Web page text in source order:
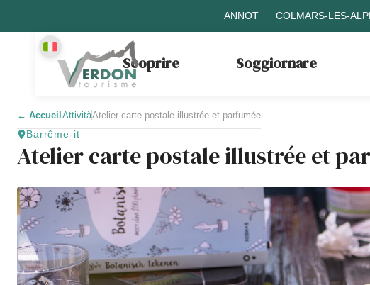
ANNOT COLMARS-LES-
Scoprire Soggiornare
← AccueilAttivitàAtelier carte postale illustrée et parfumée
Barrême-it
Atelier carte postale illustrée et